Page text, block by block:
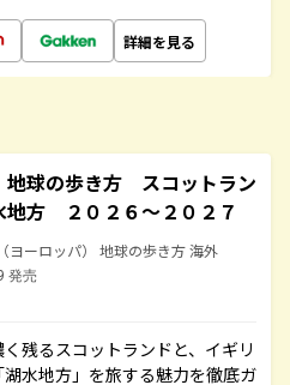
詳細を見る
球の歩き方 スコットラン
地方 ２０２６～２０２７
ヨーロッパ） 地球の歩き方 海外
発売
残るスコットランドと、イギリ
水地方」を旅する魅力を徹底ガ